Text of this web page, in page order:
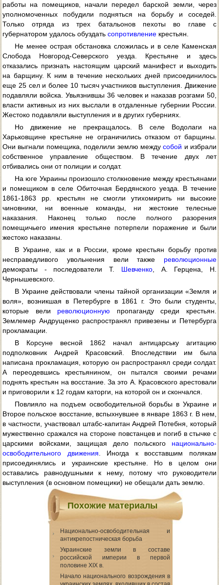
работы на помещиков, начали передел барской земли, через
уполномоченных побудили подняться на борьбу и соседей.
Только отряда из трех батальонов пехоты во главе с
губернатором удалось обуздать сопротивление крестьян.
He менее острая обстановка сложилась и в селе Каменская
Слобода Новгород-Северского уезда. Крестьяне и здесь
отказались признать настоящим царский манифест и выходить
на барщину. К ним в течение нескольких дней присоединилось
еще 25 сел и более 10 тысяч участников выступления. Движение
подавляли войска. Увьязнившы 36 человек и наказав розгами 50,
власти активных из них выслали в отдаленные губернии России.
Жестоко подавляли выступления и в других губерниях.
Но движение не прекращалось. В селе Водолаги на
Харьковщине крестьяне не ограничились отказом от барщины.
Они выгнали помещика, поделили землю междусобой и избрали
собственное управление обществом. В течение двух лет
отбивались они от полиции и солдат.
На юге Украины произошло столкновение между крестьянами
и помещиком в селе Обиточная Бердянского уезда. В течение
1861-1863 pp. крестьян не смогли утихомирить ни высокие
чиновники, ни военные команды, ни жестокие телесные
наказания. Наконец только после полного разорения
помещичьего имения крестьяне потерпели поражение и были
жестоко наказаны.
В Украине, как и в России, кроме крестьян борьбу против
несправедливого увольнения вели также революционные
демократы - последователи Т. Шевченко, А. Герцена, Н.
Чернышевского.
В Украине действовали члены тайной организации «Земля и
воля», возникшая в Петербурге в 1861 г. Это были студенты,
которые вели революционную пропаганду среди крестьян.
Землемер Андрущенко распространял привезены и Петербурга
прокламации.
В Корсуне весной 1862 начал антицарську агитацию
подполковник Андрей Красовский. Впоследствии им была
написана прокламация, которую он распространял среди солдат.
А переодевшись крестьянином, он пытался своими речами
поднять крестьян на восстание. За это А. Красовского арестовали
и приговорили к 12 годам каторги, на которой он и скончался.
Повлияло на подъем освободительной борьбы в Украине и
Второе польское восстание, вспыхнувшее в январе 1863 г. В нем,
в частности, участвовал штабс-капитан Андрей Потебня, который
мужественно сражался на стороне повстанцев и погиб в стычке с
царскими войсками, защищая дело польского национально-
освободительного движения . Иногда к восставшим полякам
присоединялись и украинские крестьяне. Но в целом они
оставались равнодушными к нему, потому что руководители
выступления (в основном помещики) не обещали дать землю.
Похожие материалы
Национально-освободительная и
антикрепостническая борьба
Украинские земли в составе
российской империи в первой
половине XIX в.
Начало национального возрождения в